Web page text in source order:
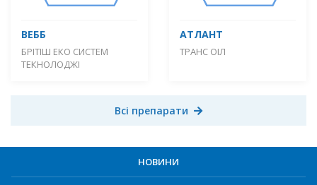
ВЕББ
БРІТІШ ЕКО СИСТЕМ
ТЕКНОЛОДЖІ
АТЛАНТ
ТРАНС ОІЛ
Всі препарати
НОВИНИ